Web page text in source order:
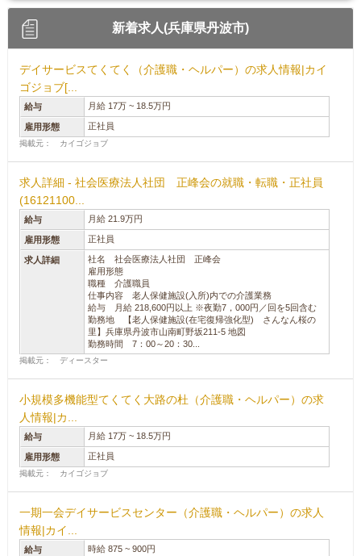
新着求人(兵庫県丹波市)
デイサービスてくてく（介護職・ヘルパー）の求人情報|カイ
ゴジョブ[...
給与 月給 17万 ~ 18.5万円
雇用形態 正社員
掲載元： カイゴジョブ
求人詳細 - 社会医療法人社団 正峰会の就職・転職・正社員
(16121100...
給与 月給 21.9万円
雇用形態 正社員
求人詳細
社名 社会医療法人社団 正峰会
雇用形態
職種 介護職員
仕事内容 老人保健施設(入所)内での介護業務
給与 月給 218,600円以上 ※夜勤7，000円／回を5回含む
勤務地 【老人保健施設(在宅復帰強化型) さんなん桜の
里】兵庫県丹波市山南町野坂211-5 地図
勤務時間 7：00～20：30...
掲載元： ディースター
小規模多機能型てくてく大路の杜（介護職・ヘルパー）の求
人情報|カ...
給与 月給 17万 ~ 18.5万円
雇用形態 正社員
掲載元： カイゴジョブ
一期一会デイサービスセンター（介護職・ヘルパー）の求人
情報|カイ...
給与 時給 875 ~ 900円